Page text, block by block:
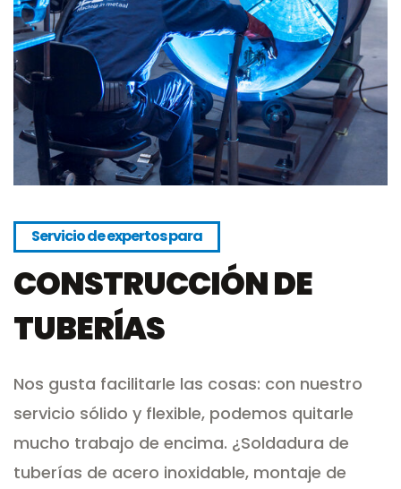
Servicio de expertos para
CONSTRUCCIÓN DE
TUBERÍAS
Nos gusta facilitarle las cosas: con nuestro
servicio sólido y flexible, podemos quitarle
mucho trabajo de encima. ¿Soldadura de
tuberías de acero inoxidable, montaje de